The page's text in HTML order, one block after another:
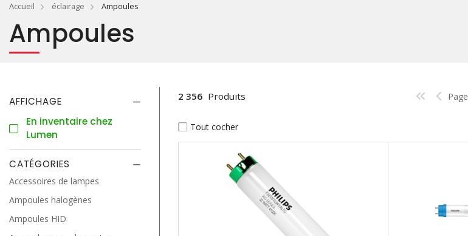
Accueil éclairage Ampoules
Ampoules
AFFICHAGE
En inventaire chez
Lumen
CATÉGORIES
Accessoires de lampes
Ampoules halogènes
Ampoules HID
2 356 Produits Page
Tout cocher